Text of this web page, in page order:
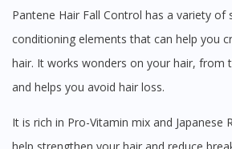
Pantene Hair Fall Control has a variety of
conditioning elements that can help you
hair. It works wonders on your hair, from
and helps you avoid hair loss.
It is rich in Pro-Vitamin mix and Japanese Rice Oil Essence to